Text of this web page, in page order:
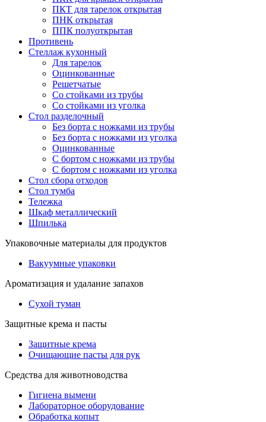
ПКТ для тарелок открытая
ПНК открытая
ППК полуоткрытая
Противень
Стеллаж кухонный
Для тарелок
Оцинкованные
Решетчатые
Со стойками из трубы
Со стойками из уголка
Стол разделочный
Без борта с ножками из трубы
Без борта с ножками из уголка
Оцинкованные
С бортом с ножками из трубы
С бортом с ножками из уголка
Стол сбора отходов
Стол тумба
Тележка
Шкаф металлический
Шпилька
Упаковочные материалы для продуктов
Вакуумные упаковки
Ароматизация и удалание запахов
Сухой туман
Защитные крема и пасты
Защитные крема
Очищающие пасты для рук
Средства для животноводства
Гигиена вымени
Лабораторное оборудование
Обработка копыт